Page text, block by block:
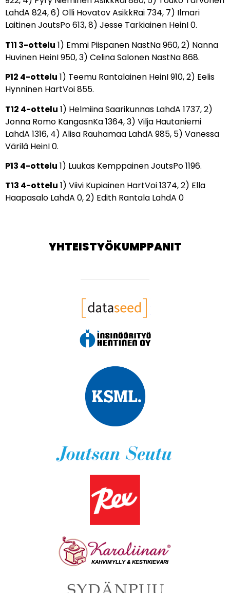
LahdA 824,6) Olli Hovatov AsikkRai 734, 7) Ilmari
Laitinen JoutsPo 613,8) Jesse Tarkiainen HeinI 0.
T11 3-ottelu 1) Emmi Piispanen NastNa 960,2) Nanna
Huvinen HeinI 950,3) Celina Salonen NastNa 868.
P12 4-ottelu 1) Teemu Rantalainen HeinI 910,2) Eelis
Hynninen HartVoi 855.
T12 4-ottelu 1) Helmiina Saarikunnas LahdA 1737,2)
Jonna Romo KangasnKa 1364,3) Vilja Hautaniemi
LahdA 1316, 4) Alisa Rauhamaa LahdA 985, 5) Vanessa
Värilä HeinI 0.
P13 4-ottelu 1) Luukas Kemppainen JoutsPo 1196.
T13 4-ottelu 1) Viivi Kupiainen HartVoi 1374,2) Ella
Haapasalo LahdA 0,2) Edith Rantala LahdA 0
YHTEISTYÖKUMPPANIT